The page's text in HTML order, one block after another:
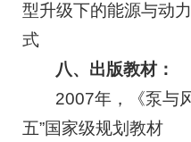
型升级下的能源与动
式
八、出版教材：
2007年，《泵与
五”国家级规划教材